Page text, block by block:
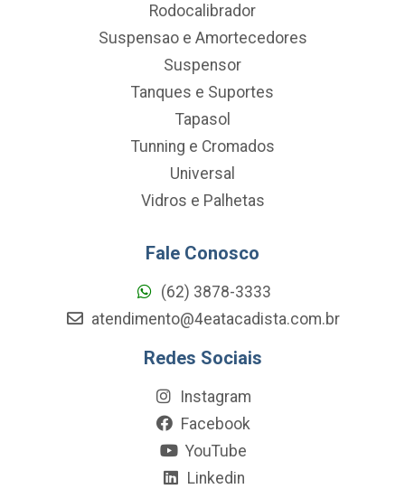
Rodocalibrador
Suspensao e Amortecedores
Suspensor
Tanques e Suportes
Tapasol
Tunning e Cromados
Universal
Vidros e Palhetas
Fale Conosco
(62) 3878-3333
atendimento@4eatacadista.com.br
Redes Sociais
Instagram
Facebook
YouTube
Linkedin